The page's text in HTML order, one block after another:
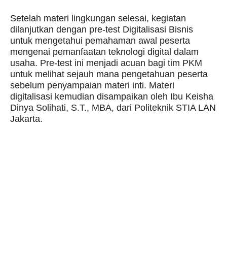
Setelah materi lingkungan selesai, kegiatan
dilanjutkan dengan pre-test Digitalisasi Bisnis
untuk mengetahui pemahaman awal peserta
mengenai pemanfaatan teknologi digital dalam
usaha. Pre-test ini menjadi acuan bagi tim PKM
untuk melihat sejauh mana pengetahuan peserta
sebelum penyampaian materi inti. Materi
digitalisasi kemudian disampaikan oleh Ibu Keisha
Dinya Solihati, S.T., MBA, dari Politeknik STIA LAN
Jakarta.